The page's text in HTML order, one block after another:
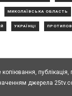
МИКОЛАЇВСЬКА ОБЛАСТЬ
УКРАЇНЦІ
публiкацiя,
джерела